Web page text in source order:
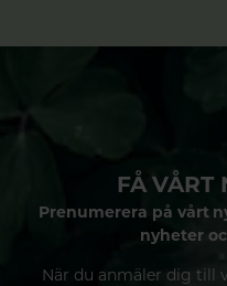
FÅ VÅRT
Prenumerera på vårt
nyheter
När du anmäler dig till